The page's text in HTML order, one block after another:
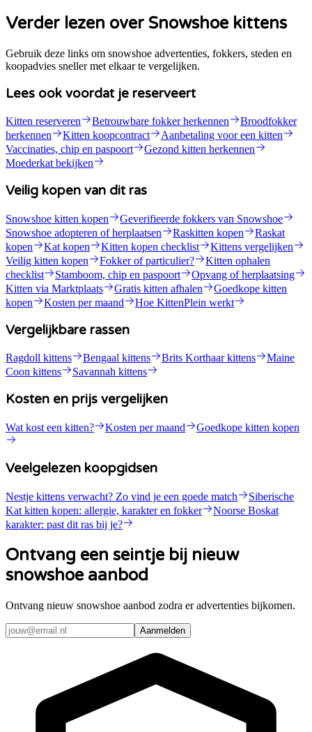
Verder lezen over Snowshoe kittens
Gebruik deze links om snowshoe advertenties, fokkers, steden en
koopadvies sneller met elkaar te vergelijken.
Lees ook voordat je reserveert
Kitten reserveren Betrouwbare fokker herkennen
Broodfokker
herkennen
Kitten koopcontract
Aanbetaling voor een kitten
Vaccinaties, chip en paspoort
Gezond kitten herkennen
Moederkat bekijken
Veilig kopen van dit ras
Snowshoe kitten kopen
Geverifieerde fokkers van Snowshoe
Snowshoe adopteren of herplaatsen
Raskitten kopen
Raskat
kopen
Kat kopen Kitten kopen checklist
Kittens vergelijken
Veilig kitten kopen
Fokker of particulier?
Kitten ophalen
checklist
Stamboom, chip en paspoort
Opvang of herplaatsing
Kitten via Marktplaats
Gratis kitten afhalen
Goedkope kitten
kopen
Kosten per maand Hoe KittenPlein werkt
Vergelijkbare rassen
Ragdoll kittens Bengaal kittens Brits Korthaar kittens
Maine
Coon kittens
Savannah kittens
Kosten en prijs vergelijken
Wat kost een kitten? Kosten per maand Goedkope kitten kopen
Veelgelezen koopgidsen
Nestje kittens verwacht? Zo vind je een goede match
Siberische
Kat kitten kopen: allergie, karakter en fokker
Noorse Boskat
karakter: past dit ras bij je?
Ontvang een seintje bij nieuw
snowshoe aanbod
Ontvang nieuw snowshoe aanbod zodra er advertenties bijkomen.
Aanmelden